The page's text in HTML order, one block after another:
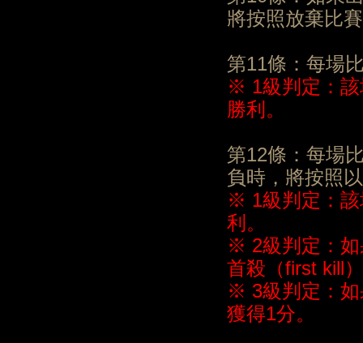
將按照放棄比
第11條：每場
※ 1級判定：該
勝利。
第12條：每場
負時，將按照
※ 1級判定：該
利。
※ 2級判定：如
首殺（first kill
※ 3級判定：如
獲得1分。